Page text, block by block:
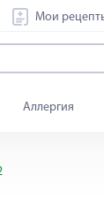
Мои
Аллергия